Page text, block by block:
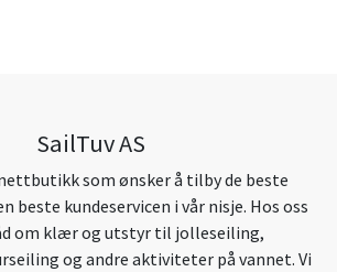
SailTuv AS
som ønsker å tilby de beste
beste kundeservicen i vår nisje. Hos oss
om klær og utstyr til jolleseiling,
og andre aktiviteter på vannet. Vi